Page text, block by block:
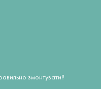
змонтувати?